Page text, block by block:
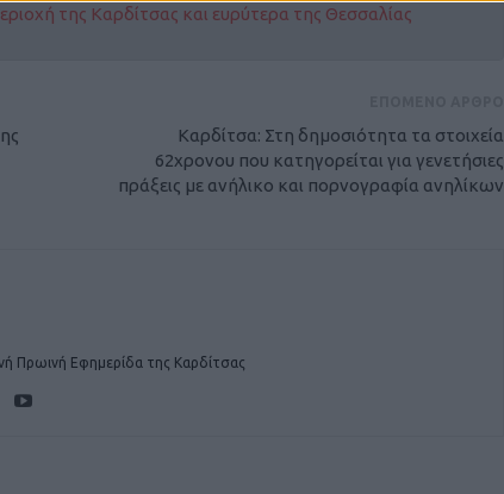
της Καρδίτσας και ευρύτερα της Θεσσαλίας
Καρδίτσα: Στη δημοσιότητα τα στοιχεία
62χρονου που κατηγορείται για γενετήσιες
πράξεις με ανήλικο και πορνογραφία ανηλίκων
Πρωινή Εφημερίδα της Καρδίτσας